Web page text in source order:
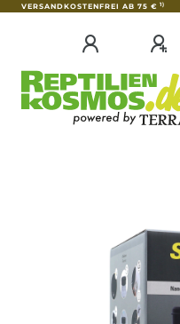
VERSANDKOSTENFREI AB 75 € 1)